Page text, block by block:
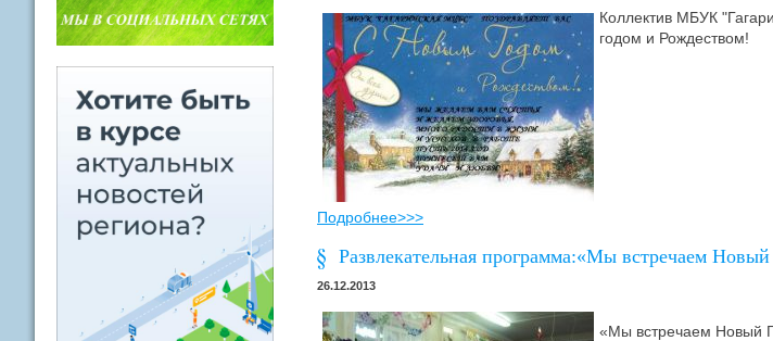
Коллектив МБУК
годом и Рождеством!
Подробнее>>>
Развлекательная программа:«Мы встречаем Новый
26.12.2013
«Мы встречаем Новый